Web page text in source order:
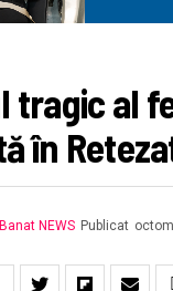
tragic al
în
Banat NEWS Publicat